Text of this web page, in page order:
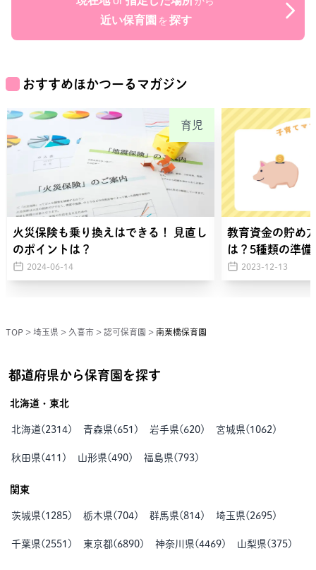
近い保育園 を探す
おすすめほかつーるマガジン
育児
火災保険も乗り換えはできる！ 見直し
のポイントは？
2024-06-14
教育資金の貯め
は？5種類の準
2023-12-13
TOP > 埼玉県 > 久喜市 > 認可保育園 > 南栗橋保育園
都道府県から保育園を探す
北海道・東北
北海道( 2314) 青森県( 651 ) 岩手県( 620) 宮城県( 1062 )
秋田県(411 ) 山形県(490) 福島県( 793)
関東
茨城県( 1285) 栃木県( 704) 群馬県(814) 埼玉県( 2695)
千葉県( 2551 ) 東京都( 6890) 神奈川県(4469) 山梨県(375)